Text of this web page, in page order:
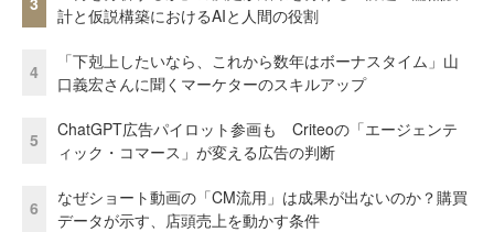
計と仮説構築におけるAIと人間の役割
4
「下剋上したいなら、これから数年はボーナスタイム」山
口義宏さんに聞くマーケターのスキルアップ
5
ChatGPT広告パイロット参画も Criteoの「エージェンテ
ィック・コマース」が変える広告の判断
6
なぜショート動画の「CM流用」は成果が出ないのか？購買
データが示す、店頭売上を動かす条件